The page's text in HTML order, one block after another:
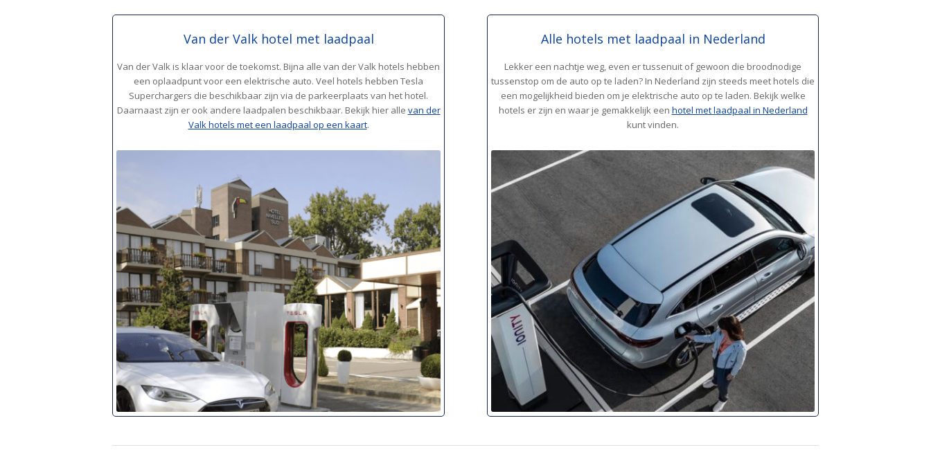
Van der Valk hotel met laadpaal
Van der Valk is klaar voor de toekomst. Bijna alle van der Valk hotels hebben
een oplaadpunt voor een elektrische auto. Veel hotels hebben Tesla
Superchargers die beschikbaar zijn via de parkeerplaats van het hotel.
Daarnaast zijn er ook andere laadpalen beschikbaar. Bekijk hier alle van der
Valk hotels met een laadpaal op een kaart.
Alle hotels met laadpaal in Nederland
Lekker een nachtje weg, even er tussenuit of gewoon die broodnodige
tussenstop om de auto op te laden? In Nederland zijn steeds meet hotels die
een mogelijkheid bieden om je elektrische auto op te laden. Bekijk welke
hotels er zijn en waar je gemakkelijk een hotel met laadpaal in Nederland
kunt vinden.